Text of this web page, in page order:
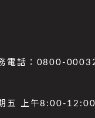
電話：0800-
期五 上午8:00-